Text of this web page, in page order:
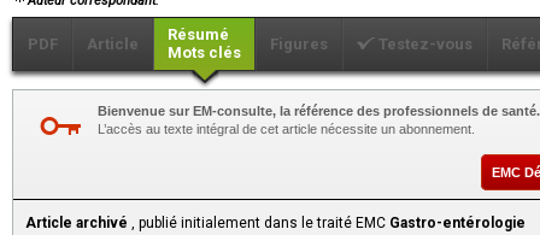
PDF Article
Résumé
Mots clés
Figures Testez-vous
Bienvenue sur EM-consulte, la référence des professionnels de santé.
L’accès au texte intégral de cet article nécessite un abonnement.
EMC
Article archivé , publié initialement dans le traité EMC Gastro-entérologie